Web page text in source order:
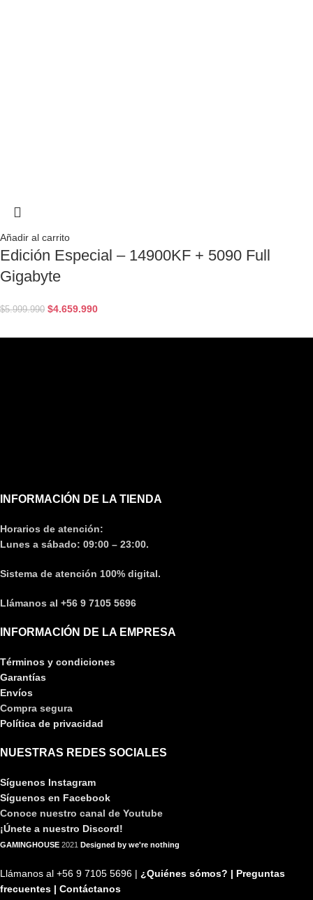
Añadir al carrito
Edición Especial – 14900KF + 5090 Full
Gigabyte
$5.999.990 $4.659.990
INFORMACIÓN DE LA TIENDA
Horarios de atención:
Lunes a sábado: 09:00 – 23:00.
Sistema de atención 100% digital.
Llámanos al +56 9 7105 5696
INFORMACIÓN DE LA EMPRESA
Términos y condiciones
Garantías
Envíos
Compra segura
Política de privacidad
NUESTRAS REDES SOCIALES
Síguenos Instagram
Síguenos en Facebook
Conoce nuestro canal de Youtube
¡Únete a nuestro Discord!
GAMINGHOUSE 2021 Designed by we're nothing
Llámanos al +56 9 7105 5696 | ¿Quiénes sómos? | Preguntas
frecuentes | Contáctanos